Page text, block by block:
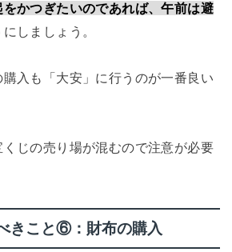
かつぎたいのであれば、午前は避
にしましょう。
入も「大安」に行うのが一番良い
じの売り場が混むので注意が必要
きこと⑥：財布の購入